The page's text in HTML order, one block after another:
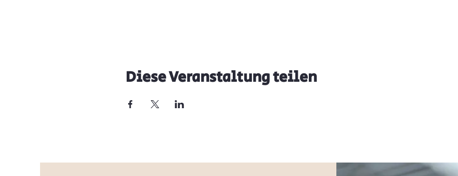
Diese Veranstaltung teilen